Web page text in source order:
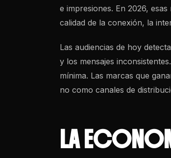
e impresiones. En 2026,
calidad de la conexión, la
Las audiencias de hoy
y los mensajes
mínima. Las marcas que
no como canales de
LA